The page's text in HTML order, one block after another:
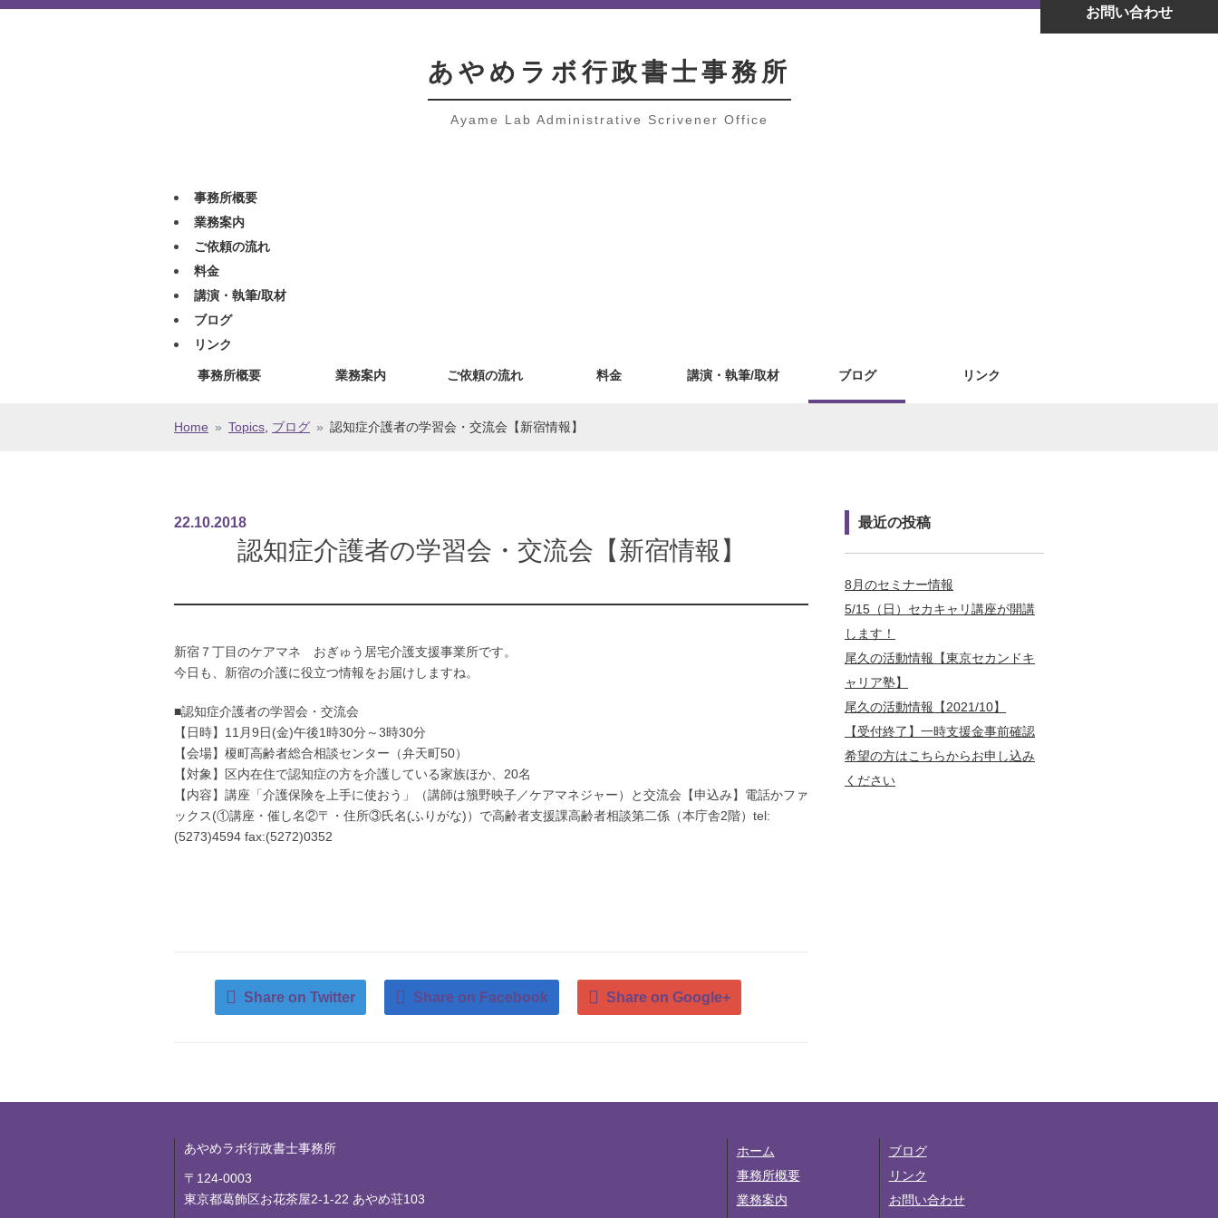
お問い合わせ
あやめラボ行政書士事務所
Ayame Lab Administrative Scrivener Office
事務所概要
業務案内
ご依頼の流れ
料金
講演・執筆/取材
ブログ
リンク
事務所概要 業務案内 ご依頼の流れ 料金 講演・執筆/取材 ブログ リンク
Home » Topics ブログ » 認知症介護者の学習会・交流会【新宿情報】
22.10.2018
認知症介護者の学習会・交流会【新宿情報】
新宿７丁目のケアマネ おぎゅう居宅介護支援事業所です。
今日も、新宿の介護に役立つ情報をお届けしますね。
■認知症介護者の学習会・交流会
【日時】11月9日(金)午後1時30分～3時30分
【会場】榎町高齢者総合相談センター（弁天町50）
【対象】区内在住で認知症の方を介護している家族ほか、20名
【内容】講座「介護保険を上手に使おう」（講師は籏野映子／ケアマネジャー）と交流会【申込み】電話かファ
ックス(①講座・催し名②〒・住所③氏名(ふりがな)）で高齢者支援課高齢者相談第二係（本庁舎2階）tel:
(5273)4594 fax:(5272)0352
Share on Twitter Share on Facebook Share on Google+
最近の投稿
8月のセミナー情報
5/15（日）セカキャリ講座が開講
します！
尾久の活動情報【東京セカンドキ
ャリア塾】
尾久の活動情報【2021/10】
【受付終了】一時支援金事前確認
希望の方はこちらからお申し込み
ください
あやめラボ行政書士事務所
〒124-0003
東京都葛飾区お花茶屋2-1-22 あやめ荘103
ホーム
事務所概要
業務案内
ブログ
リンク
お問い合わせ